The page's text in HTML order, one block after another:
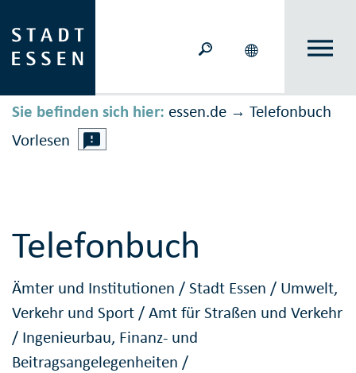
Sie befinden sich hier: essen.de → Telefonbuch
Vorlesen
Telefonbuch
Ämter und Institutionen /Stadt Essen / Umwelt,
Verkehr und Sport /Amt für Straßen und Verkehr
/ Ingenieurbau, Finanz- und
Beitragsangelegenheiten /